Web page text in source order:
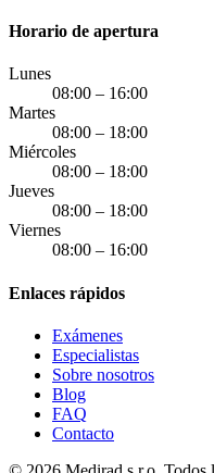
Horario de apertura
Lunes
08:00 – 16:00
Martes
08:00 – 18:00
Miércoles
08:00 – 18:00
Jueves
08:00 – 18:00
Viernes
08:00 – 16:00
Enlaces rápidos
Exámenes
Especialistas
Sobre nosotros
Blog
FAQ
Contacto